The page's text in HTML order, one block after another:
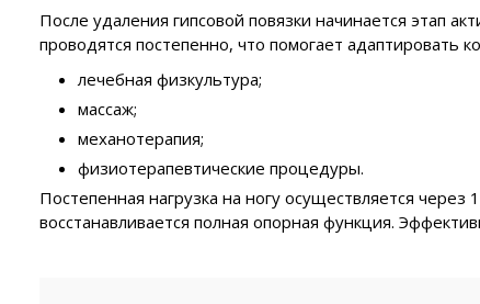
После удаления гипсовой повязки начинается этап
проводятся постепенно, что помогает адаптировать
лечебная физкультура;
массаж;
механотерапия;
физиотерапевтические процедуры.
Постепенная нагрузка на ногу осуществляется
восстанавливается полная опорная функция.